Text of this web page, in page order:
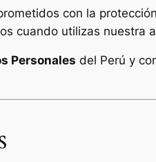
con la
cuando utilizas nuestra
Personales del Perú y